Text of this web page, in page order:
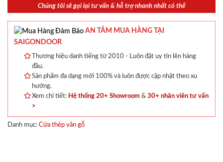
Chúng tôi sẽ gọi lại tư vấn & hỗ trợ nhanh nhất có thể
AN TÂM MUA HÀNG TẠI
SAIGONDOOR
Thương hiệu danh tiếng từ 2010 - Luôn đặt uy tín lên hàng
đầu.
Sản phẩm đa dạng mới 100% và luôn được cập nhật theo xu
hướng.
Xem chi tiết: Hệ thống 20+ Showroom & 30+ nhân viên tư vấn
>
Danh mục: Cửa thép vân gỗ